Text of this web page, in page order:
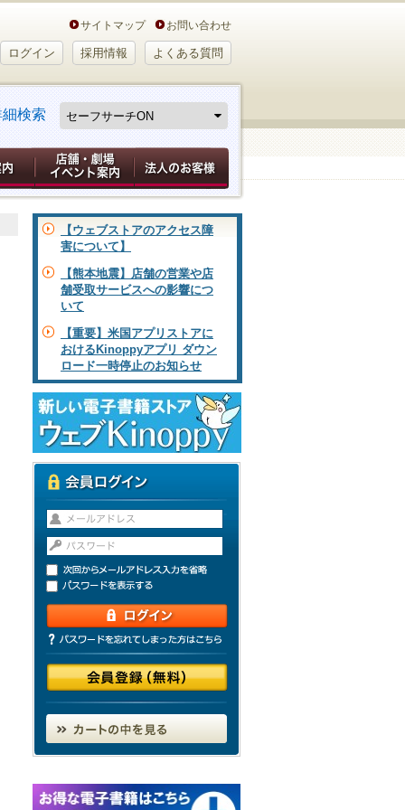
サイトマップ お問い合わせ
ログイン 採用情報 よくある質問
細検索
【ウェブストアのアクセス障
害について】
【熊本地震】店舗の営業や店
舗受取サービスへの影響につ
いて
【重要】米国アプリストアに
おけるKinoppyアプリ ダウン
ロード一時停止のお知らせ